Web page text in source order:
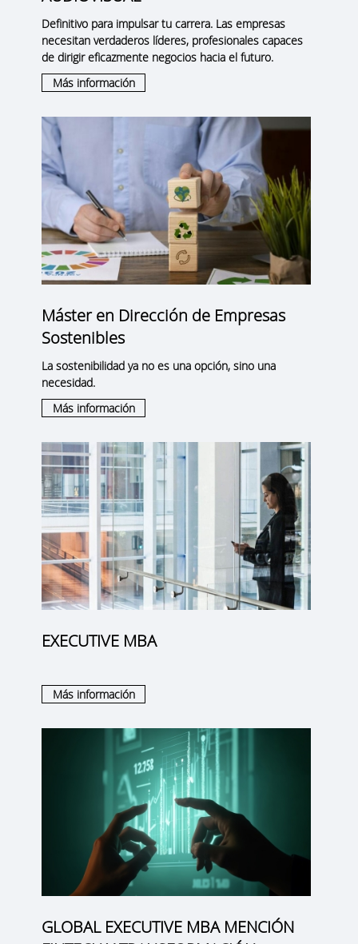
Definitivo para impulsar tu carrera. Las empresas
necesitan verdaderos líderes, profesionales capaces
de dirigir eficazmente negocios hacia el futuro.
Más información
Máster en Dirección de Empresas
Sostenibles
La sostenibilidad ya no es una opción, sino una
necesidad.
Más información
EXECUTIVE MBA
Más información
GLOBAL EXECUTIVE MBA MENCIÓN